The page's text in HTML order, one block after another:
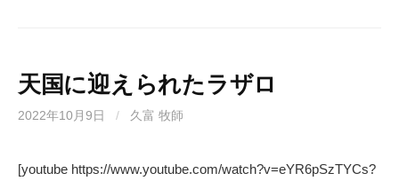
天国に迎えられたラザロ
2022年10月9日 / 久富 牧師
[youtube https://www.youtube.com/watch?v=eYR6pSzTYCs?